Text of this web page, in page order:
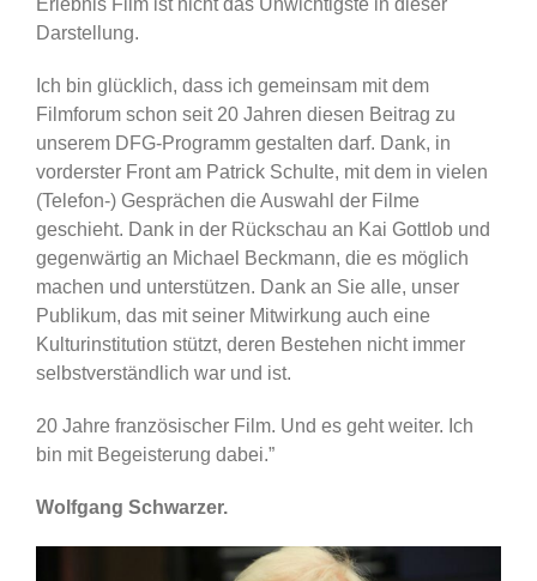
Darstellung.
Ich bin glücklich, dass ich gemeinsam mit dem
Filmforum schon seit 20 Jahren diesen Beitrag zu
unserem DFG-Programm gestalten darf. Dank, in
vorderster Front am Patrick Schulte, mit dem in vielen
(Telefon-) Gesprächen die Auswahl der Filme
geschieht. Dank in der Rückschau an Kai Gottlob und
gegenwärtig an Michael Beckmann, die es möglich
machen und unterstützen. Dank an Sie alle, unser
Publikum, das mit seiner Mitwirkung auch eine
Kulturinstitution stützt, deren Bestehen nicht immer
selbstverständlich war und ist.
20 Jahre französischer Film. Und es geht weiter. Ich
bin mit Begeisterung dabei.”
Wolfgang Schwarzer.